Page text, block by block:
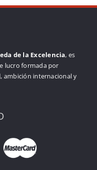
de la Excelencia, es
lucro formada por
ambición internacional y